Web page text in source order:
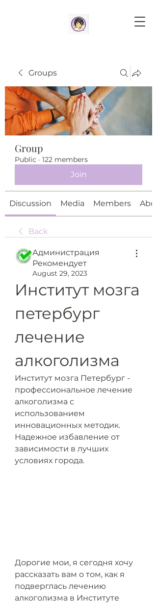
Groups
Group
Public · 122 members
Join
Discussion Media Members
Back
Администрация
Рекомендует
August 29, 2023
Институт мозга
петербург
лечение
алкоголизма
Институт мозга Петербург -
профессиональное лечение
алкоголизма с
использованием
инновационных методик.
Надежное избавление от
зависимости в лучших
условиях города.
Дорогие мои, я сегодня хочу
рассказать вам о том, как я
подверглась лечению
алкоголизма в Институте